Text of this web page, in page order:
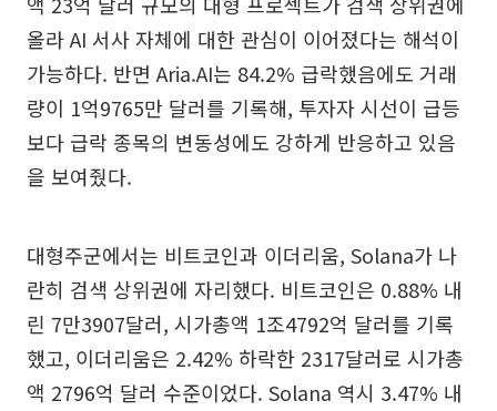
올라 AI 서사 자체에 대한 관심이 이어졌다는 해석이
가능하다. 반면 Aria.AI는 84.2% 급락했음에도 거래
량이 1억9765만 달러를 기록해, 투자자 시선이 급등
보다 급락 종목의 변동성에도 강하게 반응하고 있음
을 보여줬다.
대형주군에서는 비트코인과 이더리움, Solana가 나
란히 검색 상위권에 자리했다. 비트코인은 0.88% 내
린 7만3907달러, 시가총액 1조4792억 달러를 기록
했고, 이더리움은 2.42% 하락한 2317달러로 시가총
액 2796억 달러 수준이었다. Solana 역시 3.47% 내